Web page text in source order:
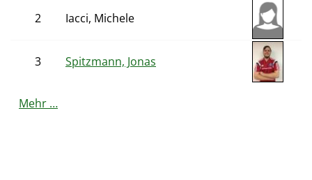
2 Iacci, Michele
3 Spitzmann, Jonas
Mehr …